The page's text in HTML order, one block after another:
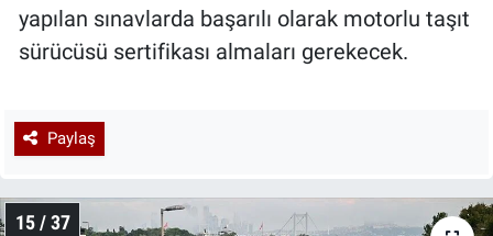
yapılan sınavlarda başarılı olarak motorlu taşıt
sürücüsü sertifikası almaları gerekecek.
Paylaş
15 / 37